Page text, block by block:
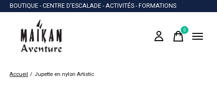
BOUTIQUE - CENTRE D'ESCALADE - ACTIVITÉS - FORMATIONS
0items
Accueil / Jupette en nylon Artistic